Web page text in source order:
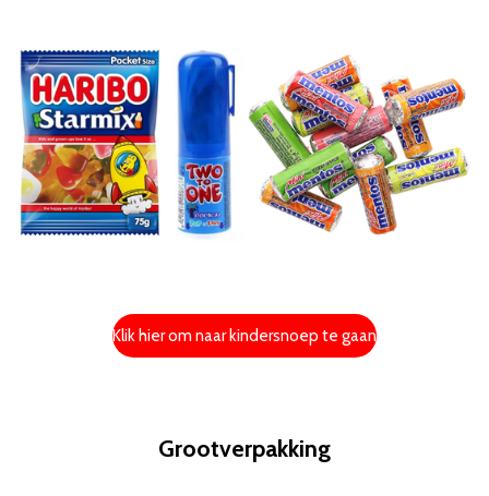
Klik hier om naar kindersnoep te gaan
Grootverpakking